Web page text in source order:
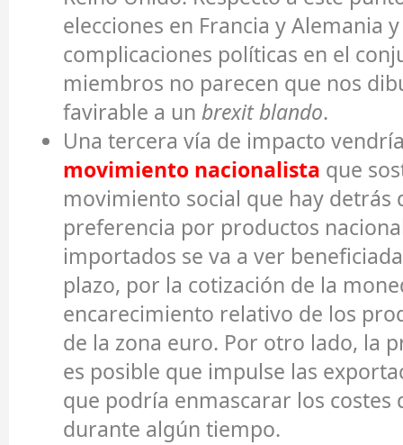
elecciones en Francia y Alemania
complicaciones políticas en el
miembros no parecen que nos
favirable a un brexit blando.
Una tercera vía de impacto
movimiento nacionalista que
movimiento social que hay detrás
preferencia por productos
importados se va a ver
plazo, por la cotización de la
encarecimiento relativo de los
de la zona euro. Por otro lado, la
es posible que impulse las
que podría enmascarar los costes
durante algún tiempo.